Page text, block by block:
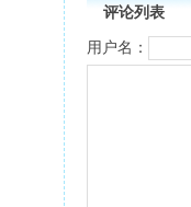
评论列表
用户名：